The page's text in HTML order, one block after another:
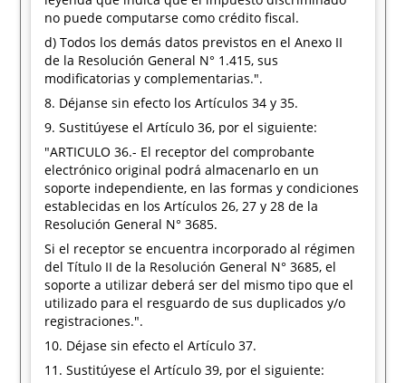
no puede computarse como crédito fiscal.
d) Todos los demás datos previstos en el Anexo II
de la Resolución General N° 1.415, sus
modificatorias y complementarias.".
8. Déjanse sin efecto los Artículos 34 y 35.
9. Sustitúyese el Artículo 36, por el siguiente:
"ARTICULO 36.- El receptor del comprobante
electrónico original podrá almacenarlo en un
soporte independiente, en las formas y condiciones
establecidas en los Artículos 26, 27 y 28 de la
Resolución General N° 3685.
Si el receptor se encuentra incorporado al régimen
del Título II de la Resolución General N° 3685, el
soporte a utilizar deberá ser del mismo tipo que el
utilizado para el resguardo de sus duplicados y/o
registraciones.".
10. Déjase sin efecto el Artículo 37.
11. Sustitúyese el Artículo 39, por el siguiente: